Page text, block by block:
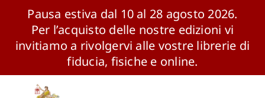
Pausa estiva dal 10 al 28 agosto 2026.
Per l’acquisto delle nostre edizioni vi
invitiamo a rivolgervi alle vostre librerie di
fiducia, fisiche e online.